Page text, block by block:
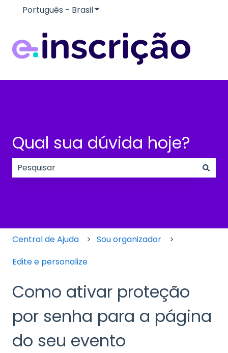
Português - BrasilMostrar submenu para traduções
Qual sua dúvida hoje?
Central de Ajuda
Sou organizador
Edite e personalize
Como ativar proteção
por senha para a página
do seu evento